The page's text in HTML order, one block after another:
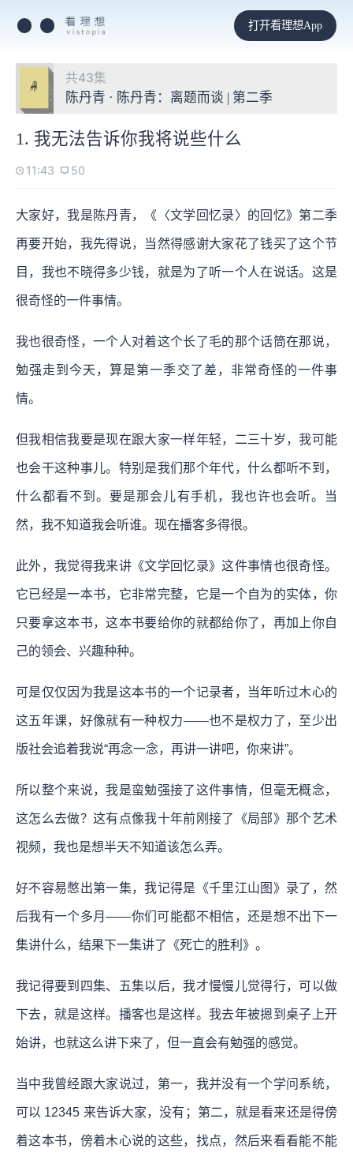
打开看理想App
共43集
陈丹青 · 陈丹青：离题而谈 | 第二季
1. 我无法告诉你我将说些什么
11:43 50
大家好，我是陈丹青，《〈文学回忆录〉的回忆》第二季
再要开始，我先得说，当然得感谢大家花了钱买了这个节
目，我也不晓得多少钱，就是为了听一个人在说话。这是
很奇怪的一件事情。
我也很奇怪，一个人对着这个长了毛的那个话筒在那说，
勉强走到今天，算是第一季交了差，非常奇怪的一件事
情。
但我相信我要是现在跟大家一样年轻，二三十岁，我可能
也会干这种事儿。特别是我们那个年代，什么都听不到，
什么都看不到。要是那会儿有手机，我也许也会听。当
然，我不知道我会听谁。现在播客多得很。
此外，我觉得我来讲《文学回忆录》这件事情也很奇怪。
它已经是一本书，它非常完整，它是一个自为的实体，你
只要拿这本书，这本书要给你的就都给你了，再加上你自
己的领会、兴趣种种。
可是仅仅因为我是这本书的一个记录者，当年听过木心的
这五年课，好像就有一种权力——也不是权力了，至少出
版社会追着我说“再念一念，再讲一讲吧，你来讲”。
所以整个来说，我是蛮勉强接了这件事情，但毫无概念，
这怎么去做？这有点像我十年前刚接了《局部》那个艺术
视频，我也是想半天不知道该怎么弄。
好不容易憋出第一集，我记得是《千里江山图》录了，然
后我有一个多月——你们可能都不相信，还是想不出下一
集讲什么，结果下一集讲了《死亡的胜利》。
我记得要到四集、五集以后，我才慢慢儿觉得行，可以做
下去，就是这样。播客也是这样。我去年被摁到桌子上开
始讲，也就这么讲下来了，但一直会有勉强的感觉。
当中我曾经跟大家说过，第一，我并没有一个学问系统，
可以 12345 来告诉大家，没有；第二，就是看来还是得傍
着这本书，傍着木心说的这些，找点，然后来看看能不能